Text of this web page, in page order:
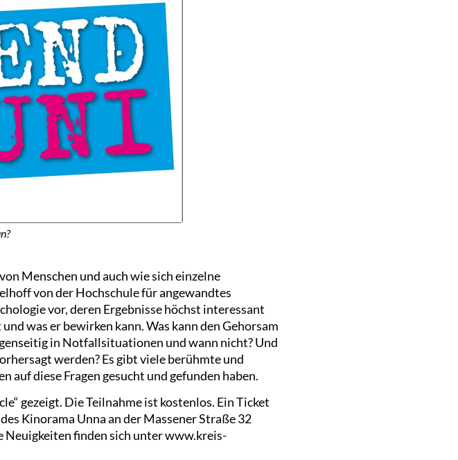
Menschen und auch wie sich einzelne
von der Hochschule für angewandtes
vor, deren Ergebnisse höchst interessant
was er bewirken kann. Was kann den Gehorsam
in Notfallsituationen und wann nicht? Und
werden? Es gibt viele berühmte und
diese Fragen gesucht und gefunden haben.
gezeigt. Die Teilnahme ist kostenlos. Ein Ticket
Kinorama Unna an der Massener Straße 32
finden sich unter www.kreis-